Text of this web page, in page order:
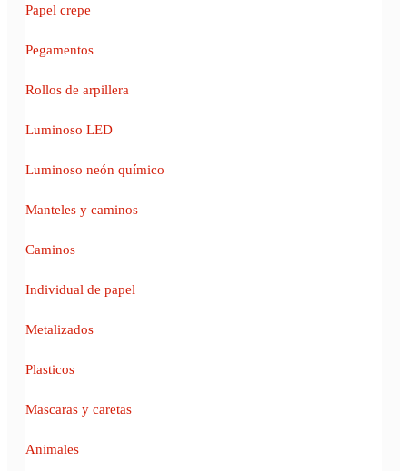
Papel crepe
Pegamentos
Rollos de arpillera
Luminoso LED
Luminoso neón químico
Manteles y caminos
Caminos
Individual de papel
Metalizados
Plasticos
Mascaras y caretas
Animales